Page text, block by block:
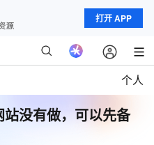
打开 APP
个人
没有做，可以先备